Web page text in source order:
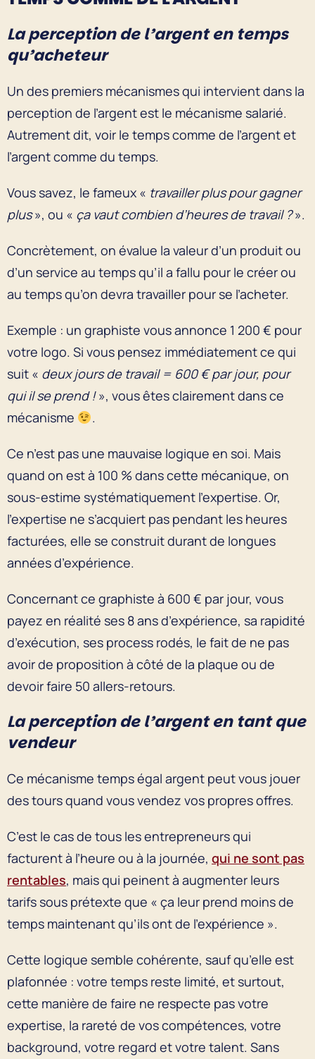
La perception de l’argent en temps
qu’acheteur
Un des premiers mécanismes qui intervient dans la
perception de l’argent est le mécanisme salarié.
Autrement dit, voir le temps comme de l’argent et
l’argent comme du temps.
Vous savez, le fameux « travailler plus pour gagner
plus», ou « ça vaut combien d’heures de travail ?».
Concrètement, on évalue la valeur d’un produit ou
d’un service au temps qu’il a fallu pour le créer ou
au temps qu’on devra travailler pour se l’acheter.
Exemple : un graphiste vous annonce 1 200 € pour
votre logo. Si vous pensez immédiatement ce qui
suit « deux jours de travail = 600 € par jour, pour
qui il se prend !», vous êtes clairement dans ce
mécanisme
.
Ce n’est pas une mauvaise logique en soi. Mais
quand on est à 100 % dans cette mécanique, on
sous-estime systématiquement l’expertise. Or,
l’expertise ne s’acquiert pas pendant les heures
facturées, elle se construit durant de longues
années d’expérience.
Concernant ce graphiste à 600 € par jour, vous
payez en réalité ses 8 ans d’expérience, sa rapidité
d’exécution, ses process rodés, le fait de ne pas
avoir de proposition à côté de la plaque ou de
devoir faire 50 allers-retours.
La perception de l’argent en tant que
vendeur
Ce mécanisme temps égal argent peut vous jouer
des tours quand vous vendez vos propres offres.
C’est le cas de tous les entrepreneurs qui
facturent à l’heure ou à la journée, qui ne sont pas
rentables, mais qui peinent à augmenter leurs
tarifs sous prétexte que « ça leur prend moins de
temps maintenant qu’ils ont de l’expérience ».
Cette logique semble cohérente, sauf qu’elle est
plafonnée : votre temps reste limité, et surtout,
cette manière de faire ne respecte pas votre
expertise, la rareté de vos compétences, votre
background, votre regard et votre talent. Sans